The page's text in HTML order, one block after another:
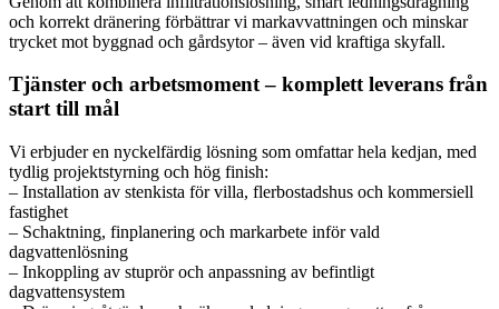
och korrekt dränering förbättrar vi markavvattningen och minskar
trycket mot byggnad och gårdsytor – även vid kraftiga skyfall.
Tjänster och arbetsmoment – komplett leverans från
start till mål
Vi erbjuder en nyckelfärdig lösning som omfattar hela kedjan, med
tydlig projektstyrning och hög finish:
– Installation av stenkista för villa, flerbostadshus och kommersiell
fastighet
– Schaktning, finplanering och markarbete inför vald
dagvattenlösning
– Inkoppling av stuprör och anpassning av befintligt
dagvattensystem